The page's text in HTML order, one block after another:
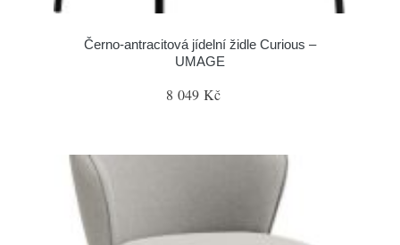
Černo-antracitová jídelní židle Curious –
UMAGE
8 049 Kč